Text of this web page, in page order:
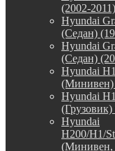
(2002-2011)
Hyundai
(Седан)
Hyundai
(Седан)
Hyundai
(Минивен)
Hyundai
Hyundai
H200/H1/
(Минивен,